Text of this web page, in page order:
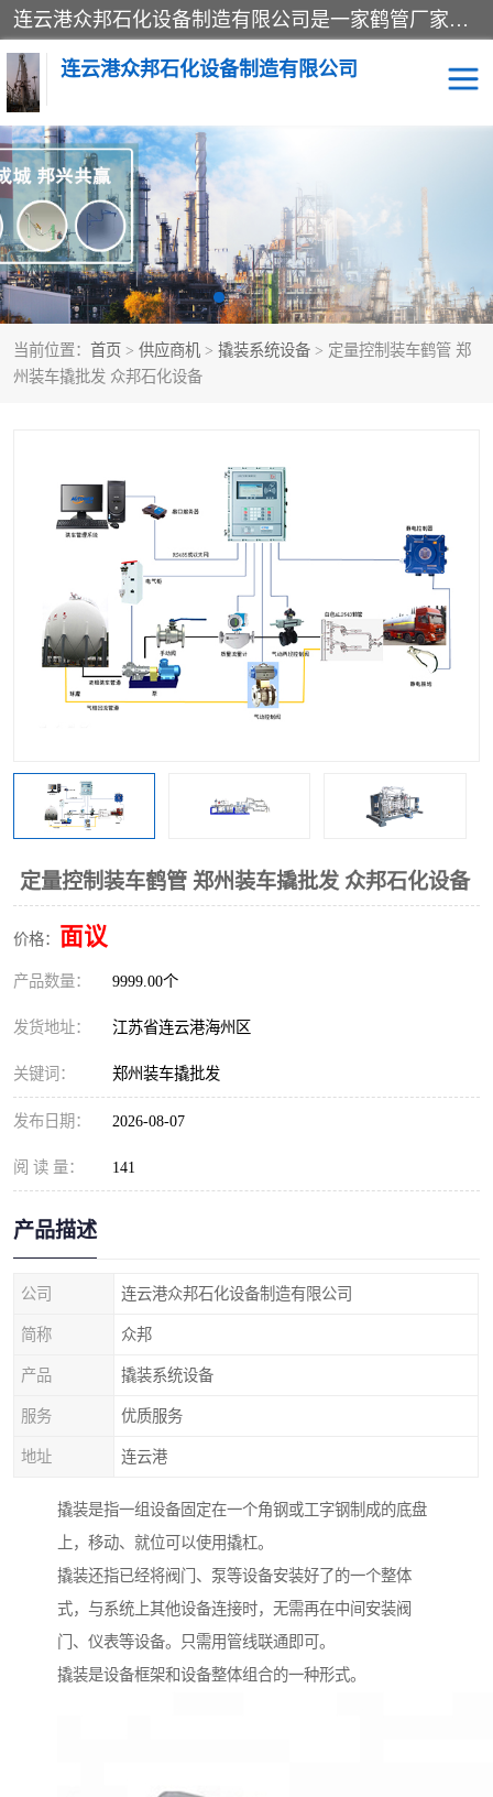
连云港众邦石化设备制造有限公司是一家鹤管厂家主营：鹤管、装车鹤管等，是致力于石油、石化等流体装卸设备(主要产品如鹤管、输油臂、脱缆钩等)的咨询、设计、制造、检测、安装指导、系统调试、维修维护等业务的公司。
连云港众邦石化设备制造有限公司
当前位置： 首页 > 供应商机 > 撬装系统设备 > 定量控制装车鹤管 郑
州装车撬批发 众邦石化设备
定量控制装车鹤管 郑州装车撬批发 众邦石化设备
价格： 面议
产品数量： 9999.00个
发货地址： 江苏省连云港海州区
关键词： 郑州装车撬批发
发布日期： 2026-08-07
阅 读 量： 141
产品描述
公司 连云港众邦石化设备制造有限公司
简称 众邦
产品 撬装系统设备
服务 优质服务
地址 连云港
撬装是指一组设备固定在一个角钢或工字钢制成的底盘
上，移动、就位可以使用撬杠。
撬装还指已经将阀门、泵等设备安装好了的一个整体
式，与系统上其他设备连接时，无需再在中间安装阀
门、仪表等设备。只需用管线联通即可。
撬装是设备框架和设备整体组合的一种形式。
鹤管 顶部装卸鹤管
底部装卸鹤管 LNG低温鹤管
液氨鹤管 液化气鹤管
鹤管配件 活动梯栈台